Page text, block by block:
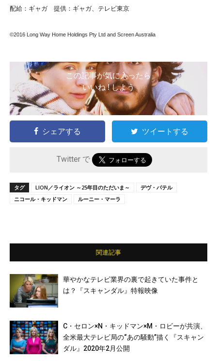
配給：ギャガ 提供：ギャガ、テレビ東京
©2016 Long Way Home Holdings Pty Ltd and Screen Australia
この記事が気に入ったら
いいね ! しよう
シェアする ツイートする
Twitter で
タグ LION／ライオン ～25年目のただいま～
デヴ・パテル
ニコール・キッドマン
ルーニー・マーラ
関連記事
華やかなテレビ業界の裏で起きていた事件と
は？『スキャンダル』特報映像
C・セロン×N・キッドマン×M・ロビーが共演、
全米最大テレビ局の“あの騒動”描く『スキャン
ダル』2020年2月公開